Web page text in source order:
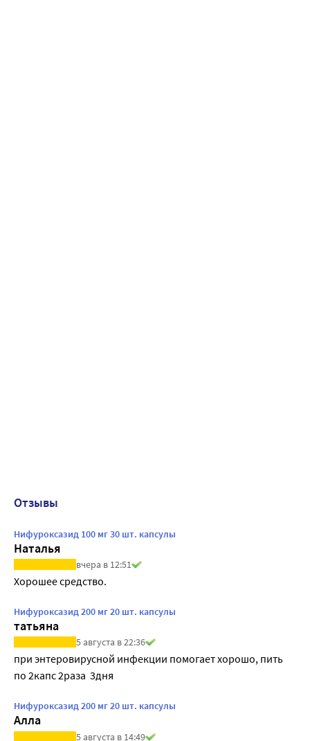
Отзывы
Нифуроксазид 100 мг 30 шт. капсулы
Наталья
вчера в 12:51
Хорошее средство.
Нифуроксазид 200 мг 20 шт. капсулы
татьяна
5 августа в 22:36
при энтеровирусной инфекции помогает хорошо, пить
по 2капс 2раза  3дня
Нифуроксазид 200 мг 20 шт. капсулы
Алла
5 августа в 14:49